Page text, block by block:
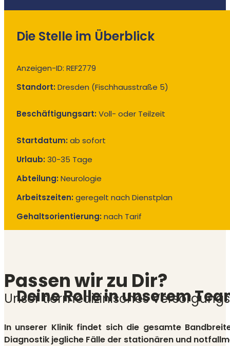
Die Stelle im Überblick
Anzeigen-ID: REF2779
Standort: Dresden (Fischhausstraße 5)
Beschäftigungsart: Voll- oder Teilzeit
Startdatum: ab sofort
Urlaub: 30-35 Tage
Abteilung: Neurologie
Arbeitszeiten: geregelt nach Dienstplan
Gehaltsorientierung: nach Tarif
Passen wir zu Dir?
Unser tiermedizinisches
In unserer Klinik findet sich die gesamte
Diagnostik jegliche Fälle der stationären und
Deine Rolle in unserem